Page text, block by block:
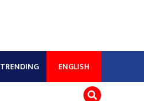
TRENDING ENGLISH